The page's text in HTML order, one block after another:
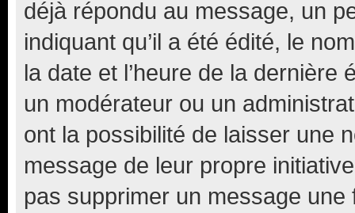
déjà répondu au message, un
indiquant qu’il a été édité, le
la date et l’heure de la dernière
un modérateur ou un
ont la possibilité de laisser une
message de leur propre
pas supprimer un message une